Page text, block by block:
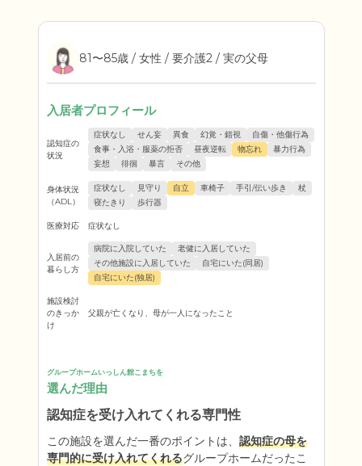
81〜85歳 / 女性 / 要介護2 / 実の父母
入居者プロフィール
認知症の
状況
症状なし せん妄 異食 幻覚・錯視
自傷・他傷行為
食事・入浴・服薬の拒否
昼夜逆転 物忘れ
暴力行為
妄想
徘徊 暴言 その他
身体状況
（ADL）
症状なし 見守り 自立 車椅子 手引/伝い歩き
杖
寝たきり
歩行器
医療対応 症状なし
入居前の
暮らし方
病院に入院していた
老健に入居していた
その他施設に入居していた
自宅にいた(同居)
自宅にいた(独居)
施設検討
のきっか
け
父親が亡くなり、母が一人になったこと
グループホームいっしん館こまちを
選んだ理由
認知症を受け入れてくれる専門性
この施設を選んだ一番のポイントは、 認知症の母を
専門的に受け入れてくれるグループホームだったこ